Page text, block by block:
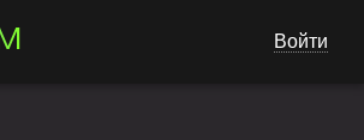
Войти